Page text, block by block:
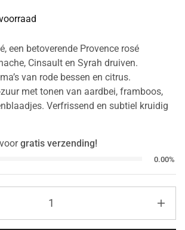
een betoverende Provence rosé
Cinsault en Syrah druiven.
van rode bessen en citrus.
met tonen van aardbei, framboos,
Verfrissend en subtiel kruidig
voorgratis verzending!
0.00%